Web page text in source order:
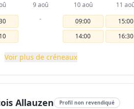
9 aoû
-
10 aoû
09:00
14:00
11
15:00
16:30
Voir plus de créneaux
Allauzen Profil non revendiqué